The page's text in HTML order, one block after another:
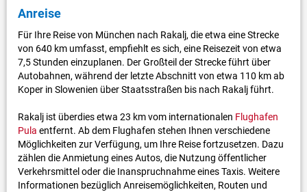
Anreise
Für Ihre Reise von München nach Rakalj, die etwa eine Strecke
von 640 km umfasst, empfiehlt es sich, eine Reisezeit von etwa
7,5 Stunden einzuplanen. Der Großteil der Strecke führt über
Autobahnen, während der letzte Abschnitt von etwa 110 km ab
Koper in Slowenien über Staatsstraßen bis nach Rakalj führt.
Rakalj ist überdies etwa 23 km vom internationalen Flughafen
Pula entfernt. Ab dem Flughafen stehen Ihnen verschiedene
Möglichkeiten zur Verfügung, um Ihre Reise fortzusetzen. Dazu
zählen die Anmietung eines Autos, die Nutzung öffentlicher
Verkehrsmittel oder die Inanspruchnahme eines Taxis. Weitere
Informationen bezüglich Anreisemöglichkeiten, Routen und